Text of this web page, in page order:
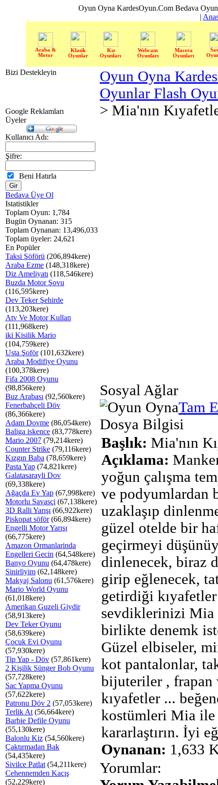
Oyun Oyna KardesOyun.Com Bedava
|
Araba &
Motor
Klasik
Oyunlar
Kız
Oyunları
Webcam
Oyunları
Macera
Oyunları
Bizi Destekleyin
Google Reklamları
Üyeler
Kullanıcı Adı:
Şifre:
Beni Hatırla
Bedava Üye Ol
Istatistikler
Toplam Oyun: 1,784
Bugün Oynanan: 315
Toplam Oynanan: 13,496,033
Toplam üyeler: 24,621
En Popüler
Taksi Şöförü (206,894kere)
Araba Ezme (148,318kere)
Diz Ameliyatı (118,546kere)
Buzda Motor Şovu
(116,595kere)
Dev Teker Şehirde
(113,203kere)
Atv Ve Motor Kullan
(111,968kere)
iki Kisilik Mario
(104,759kere)
Usta Şoför(101,632kere)
Araba Modifiye Oyunu
(100,378kere)
Fifa 2008 Oyunu
(98,856kere)
Buz Arabası (92,560kere)
Fenerbahçeli Döv
(86,366kere)
Adam Dovme (86,054kere)
Baliga iskence (83,778kere)
Mario 2007 (79,214kere)
Counter Strike (79,116kere)
Kızgın Baba (78,659kere)
Pasta Yap (74,821kere)
Galatasarayli Dov
(69,338kere)
Ağaçda Ev Yap (67,998kere)
Motorlu Savasçi (67,138kere)
3D Ralli Yarışı (66,922kere)
Piskopat söför(66,894kere)
Engelli Motor Yarışı
(66,775kere)
Amazon Ormanlarinda
Engelleri Gecin (64,548kere)
Banyo Oyunu (64,478kere)
Sinirliyim (62,148kere)
Makyaj Salonu (61,576kere)
Mario World Oyunu
(61,018kere)
Amerikan Guzeli Giydir
(58,913kere)
Dev Teker Oyunu
(58,639kere)
Çocuk Evi Oyunu
(57,930kere)
Tip Yap - Döv (57,861kere)
2 Kişilik Sünger Bob Oyunu
(57,728kere)
Sac Yapma Oyunu
(57,622kere)
Patronu Döv 2 (57,053kere)
Terlik At (56,664kere)
Barbie Defile Oyunu
(55,130kere)
Balonlu Kiz (54,560kere)
Çaktırmadan Bak
(54,435kere)
Sivilce Patlat (54,211kere)
Cehennemden Kaçış
(52,229kere)
Oyun Oyna
Oyunlar Flash
> Mia'nın
Sosyal Ağlar
Tam
Dosya Bilgisi
Başlık: Mia'nın
Açıklama:
yoğun çalışma
ve podyumlardan
uzaklaşıp
güzel otelde bir
geçirmeyi
dinlenecek, biraz
girip eğlenecek,
getirdiği
sevdiklerinizi Mia
birlikte denemk
Güzel elbiseler,
kot pantalonlar,
bijuteriler , frapan
kıyafetler ...
kostümleri Mia
kararlaştırın. İyi
Oynanan: 1,633
Yorumlar: